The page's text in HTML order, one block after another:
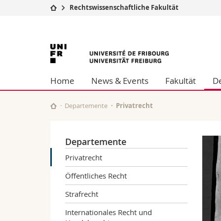
Studium
Campus
Universität
Weiterbildung
Theologische
Philosophische
Fak. für
Rechtswissenschaftliche Fakultät
Universität
Freiburg
Home News & Events Fakultät
Departemente Privatrecht
Departemente
Privatrecht
Öffentliches Recht
Strafrecht
Internationales Recht und